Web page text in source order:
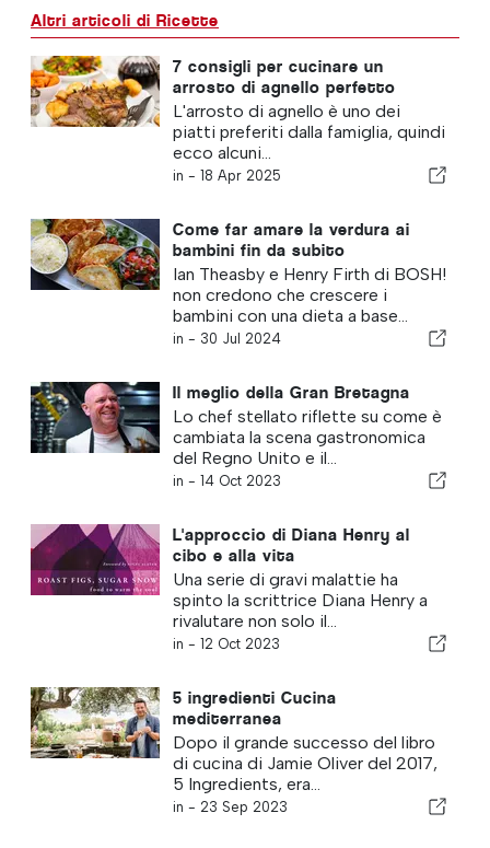
Altri articoli di Ricette
7 consigli per cucinare un
arrosto di agnello perfetto
L'arrosto di agnello è uno dei
piatti preferiti dalla famiglia, quindi
ecco alcuni...
in - 18 Apr 2025
Come far amare la verdura ai
bambini fin da subito
Ian Theasby e Henry Firth di BOSH!
non credono che crescere i
bambini con una dieta a base...
in - 30 Jul 2024
Il meglio della Gran Bretagna
Lo chef stellato riflette su come è
cambiata la scena gastronomica
del Regno Unito e il...
in - 14 Oct 2023
L'approccio di Diana Henry al
cibo e alla vita
Una serie di gravi malattie ha
spinto la scrittrice Diana Henry a
rivalutare non solo il...
in - 12 Oct 2023
5 ingredienti Cucina
mediterranea
Dopo il grande successo del libro
di cucina di Jamie Oliver del 2017,
5 Ingredients, era...
in - 23 Sep 2023